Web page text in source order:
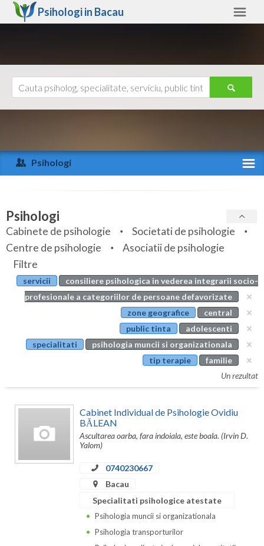
Psihologi in Bacau
Arad
Arges
Bihor
Bistrita-Nasaud
Botosani
Braila
Bucuresti
Calarasi
Constanta
Ajutor
Psihologi
Specialitati
Servicii
Articole
Evenimente
Psihologi
Cabinete de psihologie
Societati de psihologie
Centre de psihologie
Asociatii de psihologie
Filtre
servicii
consiliere psihologica in vederea integrarii socio-
profesionale a categoriilor de persoane defavorizate
zone geografice
central
public tinta
adolescenti
specialitati
psihologia muncii si organizationala
tip terapie
familie
Un rezultat
Cabinet Individual de Psihologie Ovidiu
BĂLEAN
Ascultarea oarba, fara indoiala, este boala. (Irvin D.
Yalom)
0740230667
Bacau
Specialitati psihologice atestate
Psihologia muncii si organizationala
Psihologia transporturilor